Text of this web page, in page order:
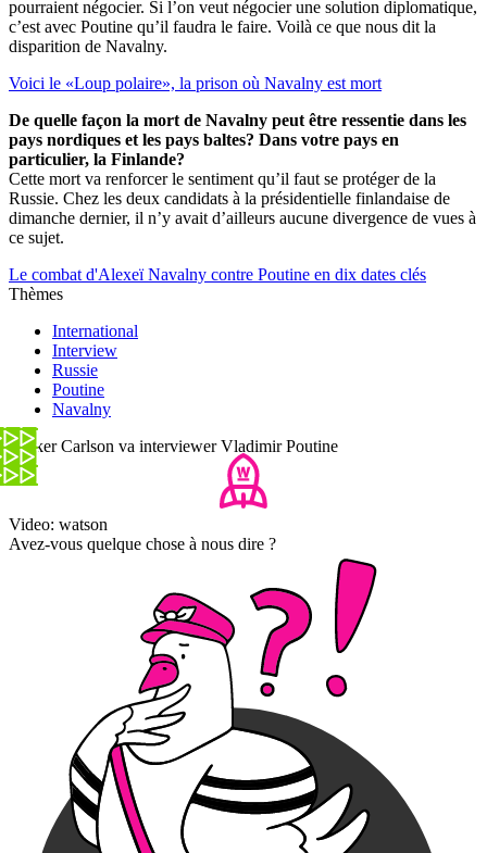
pourraient négocier. Si l’on veut négocier une solution diplomatique,
c’est avec Poutine qu’il faudra le faire. Voilà ce que nous dit la
disparition de Navalny.
Voici le «Loup polaire», la prison où Navalny est mort
De quelle façon la mort de Navalny peut être ressentie dans les
pays nordiques et les pays baltes? Dans votre pays en
particulier, la Finlande?
Cette mort va renforcer le sentiment qu’il faut se protéger de la
Russie. Chez les deux candidats à la présidentielle finlandaise de
dimanche dernier, il n’y avait d’ailleurs aucune divergence de vues à
ce sujet.
Le combat d'Alexeï Navalny contre Poutine en dix dates clés
Thèmes
International
Interview
Russie
Poutine
Navalny
Tucker Carlson va interviewer Vladimir Poutine
Video: watson
Avez-vous quelque chose à nous dire ?